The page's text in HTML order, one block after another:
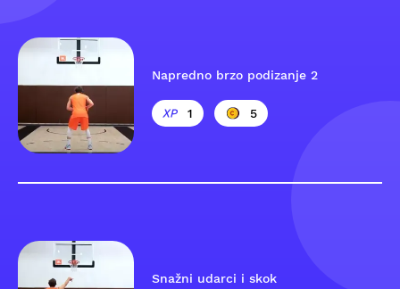
Napredno brzo podizanje 2
1 5
Snažni udarci i skok